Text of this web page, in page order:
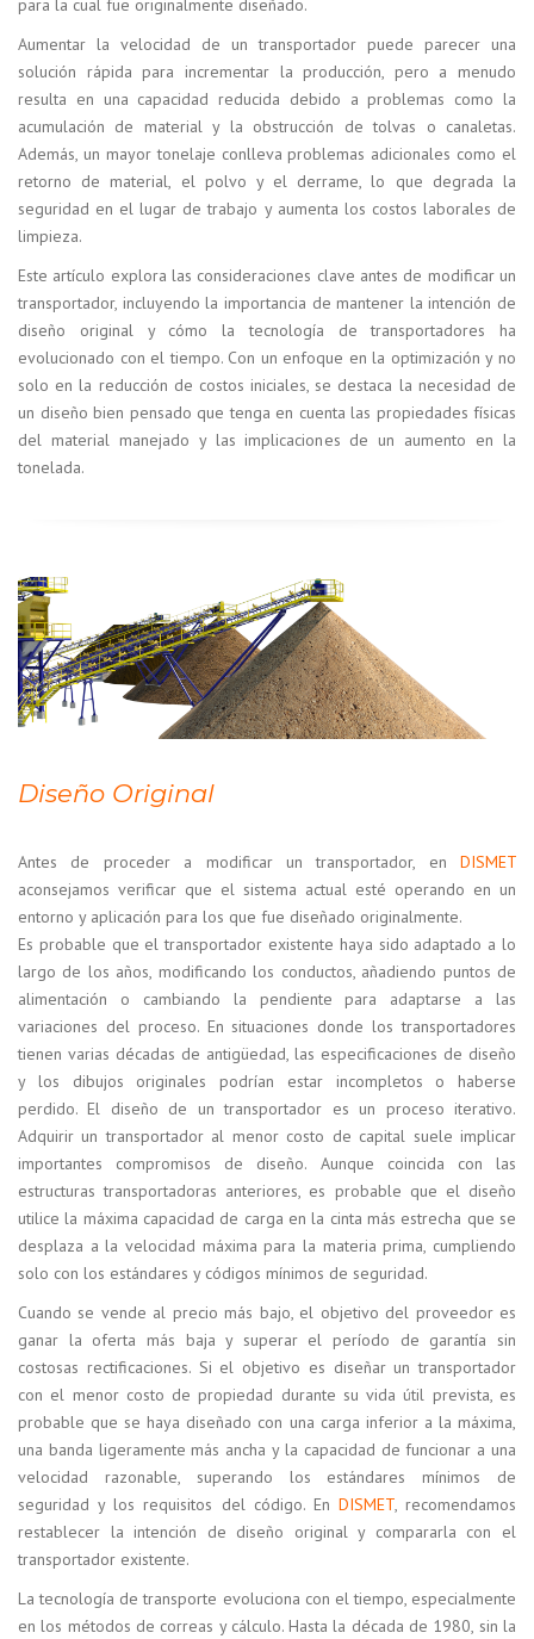
para la cual fue originalmente diseñado.
Aumentar la velocidad de un transportador puede parecer una
solución rápida para incrementar la producción, pero a menudo
resulta en una capacidad reducida debido a problemas como la
acumulación de material y la obstrucción de tolvas o canaletas.
Además, un mayor tonelaje conlleva problemas adicionales como el
retorno de material, el polvo y el derrame, lo que degrada la
seguridad en el lugar de trabajo y aumenta los costos laborales de
limpieza.
Este artículo explora las consideraciones clave antes de modificar un
transportador, incluyendo la importancia de mantener la intención de
diseño original y cómo la tecnología de transportadores ha
evolucionado con el tiempo. Con un enfoque en la optimización y no
solo en la reducción de costos iniciales, se destaca la necesidad de
un diseño bien pensado que tenga en cuenta las propiedades físicas
del material manejado y las implicaciones de un aumento en la
tonelada.
Diseño Original
Antes de proceder a modificar un transportador, en DISMET
aconsejamos verificar que el sistema actual esté operando en un
entorno y aplicación para los que fue diseñado originalmente.
Es probable que el transportador existente haya sido adaptado a lo
largo de los años, modificando los conductos, añadiendo puntos de
alimentación o cambiando la pendiente para adaptarse a las
variaciones del proceso. En situaciones donde los transportadores
tienen varias décadas de antigüedad, las especificaciones de diseño
y los dibujos originales podrían estar incompletos o haberse
perdido. El diseño de un transportador es un proceso iterativo.
Adquirir un transportador al menor costo de capital suele implicar
importantes compromisos de diseño. Aunque coincida con las
estructuras transportadoras anteriores, es probable que el diseño
utilice la máxima capacidad de carga en la cinta más estrecha que se
desplaza a la velocidad máxima para la materia prima, cumpliendo
solo con los estándares y códigos mínimos de seguridad.
Cuando se vende al precio más bajo, el objetivo del proveedor es
ganar la oferta más baja y superar el período de garantía sin
costosas rectificaciones. Si el objetivo es diseñar un transportador
con el menor costo de propiedad durante su vida útil prevista, es
probable que se haya diseñado con una carga inferior a la máxima,
una banda ligeramente más ancha y la capacidad de funcionar a una
velocidad razonable, superando los estándares mínimos de
seguridad y los requisitos del código. En DISMET, recomendamos
restablecer la intención de diseño original y compararla con el
transportador existente.
La tecnología de transporte evoluciona con el tiempo, especialmente
en los métodos de correas y cálculo. Hasta la década de 1980, sin la